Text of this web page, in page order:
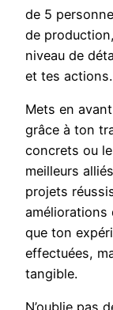
de 5
de
niveau de
et tes actions.
Mets en
grâce à ton
concrets ou
meilleurs
projets
améliorations
que ton
effectuées,
tangible.